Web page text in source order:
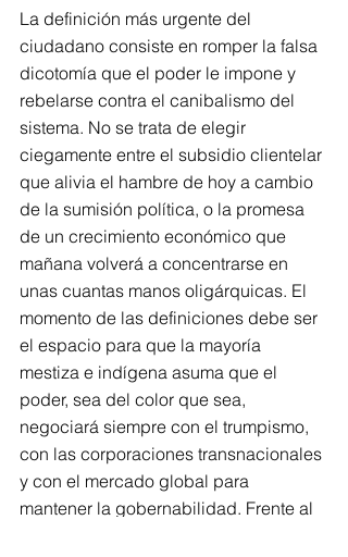
La definición más urgente del
ciudadano consiste en romper la falsa
dicotomía que el poder le impone y
rebelarse contra el canibalismo del
sistema. No se trata de elegir
ciegamente entre el subsidio clientelar
que alivia el hambre de hoy a cambio
de la sumisión política, o la promesa
de un crecimiento económico que
mañana volverá a concentrarse en
unas cuantas manos oligárquicas. El
momento de las definiciones debe ser
el espacio para que la mayoría
mestiza e indígena asuma que el
poder, sea del color que sea,
negociará siempre con el trumpismo,
con las corporaciones transnacionales
y con el mercado global para
mantener la gobernabilidad. Frente al